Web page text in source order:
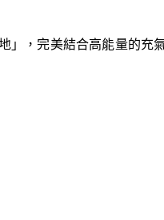
」，完美結合高能量的